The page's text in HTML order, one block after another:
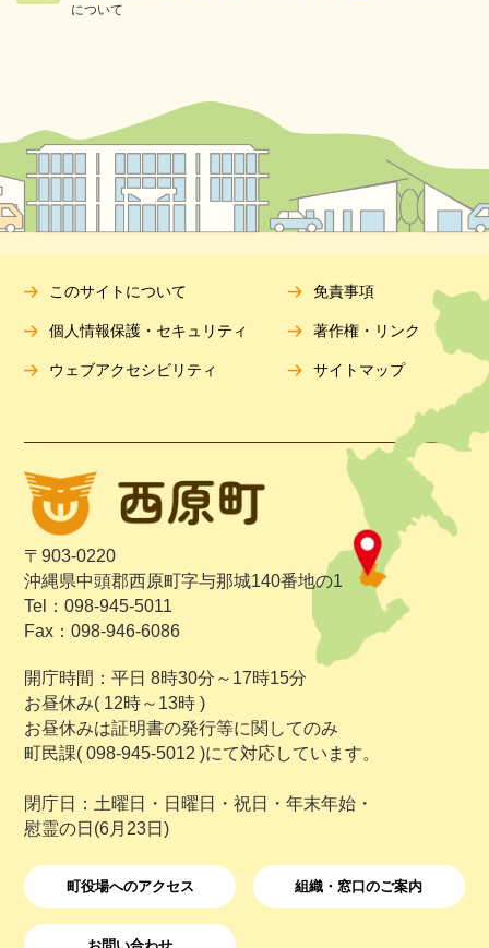
について
〒903-0220
沖縄県中頭郡西原町字与那城140番地の1
Tel：098-945-5011
Fax：098-946-6086
開庁時間：平日 8時30分～17時15分
お昼休み( 12時～13時 )
お昼休みは証明書の発行等に関してのみ
町民課( 098-945-5012 )にて対応しています。
閉庁日：土曜日・日曜日・祝日・年末年始・
慰霊の日(6月23日)
町役場へのアクセス 組織・窓口のご案内
このサイトについて 免責事項
個人情報保護・セキュリティ 著作権・リンク
ウェブアクセシビリティ サイトマップ